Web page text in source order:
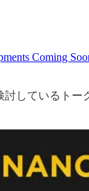
Coming
討しているトー